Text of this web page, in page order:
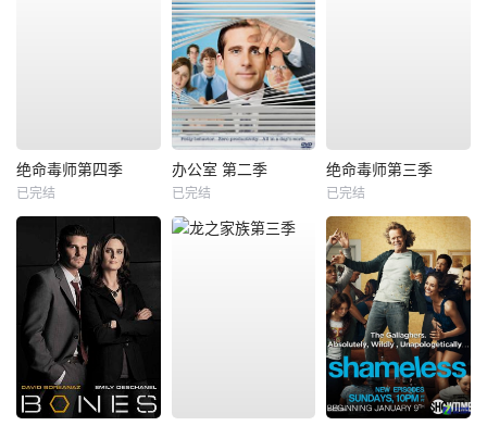
绝命毒师第四季
已完结
办公室 第二季
已完结
绝命毒师第三季
已完结